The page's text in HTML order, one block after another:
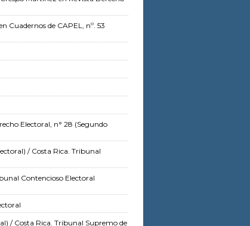
Cuadernos de CAPEL, nº. 53
Electoral, n° 28 (Segundo
/ Costa Rica. Tribunal
Contencioso Electoral
/ Costa Rica. Tribunal Supremo de